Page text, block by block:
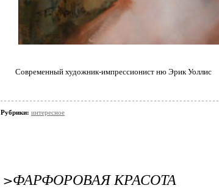
Современный художник-импрессионист ню Эрик Уоллис
Рубрики: интересное
>ФАРФОРОВАЯ КРАСОТА